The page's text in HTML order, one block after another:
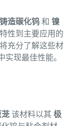
铸造碳化钨和 镍
性到主要应用的
充分了解这些材
现最佳性能。
茏该材料以其 极